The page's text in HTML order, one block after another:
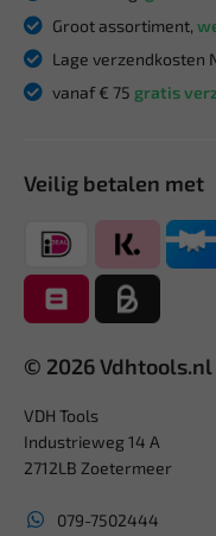
Groot assortiment,
Lage verzendkosten
vanaf € 75 gratis
Veilig betalen met
© 2026 Vdhtools.nl
VDH Tools
Industrieweg 14 A
2712LB Zoetermeer
079-7502444